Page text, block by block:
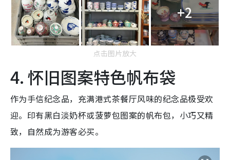
+2
点击图片放大
4. 怀旧图案特色帆布袋
作为手信纪念品，充满港式茶餐厅风味的纪念品极受欢
迎。印有黑白淡奶杯或菠萝包图案的帆布包，小巧又精
致，自然成为游客必买。